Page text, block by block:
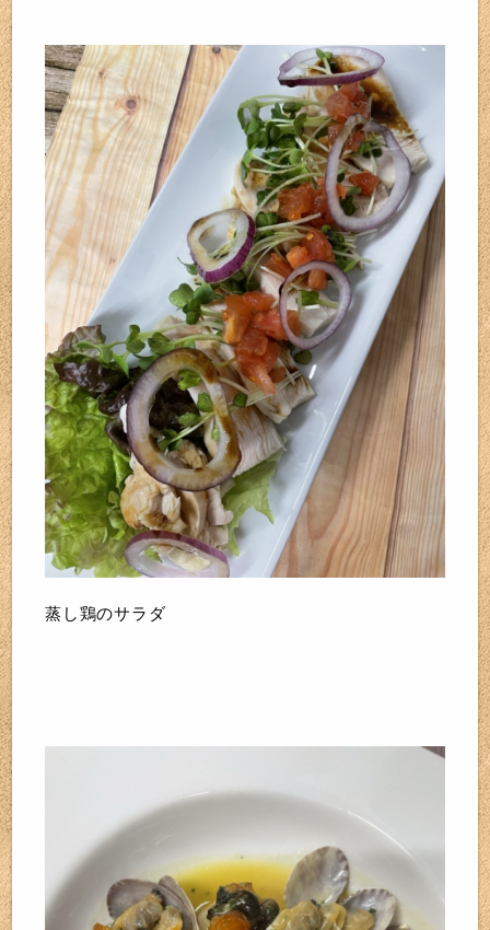
蒸し鶏のサラダ